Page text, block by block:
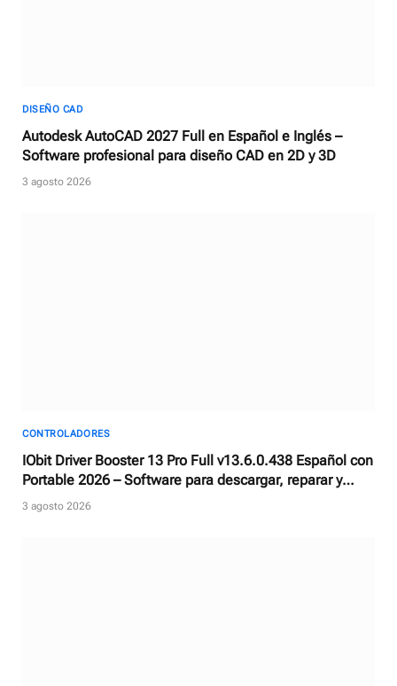
DISEÑO CAD
Autodesk AutoCAD 2027 Full en Español e Inglés –
Software profesional para diseño CAD en 2D y 3D
3 agosto 2026
CONTROLADORES
IObit Driver Booster 13 Pro Full v13.6.0.438 Español con
Portable 2026 – Software para descargar, reparar y
actualizar controladores
3 agosto 2026